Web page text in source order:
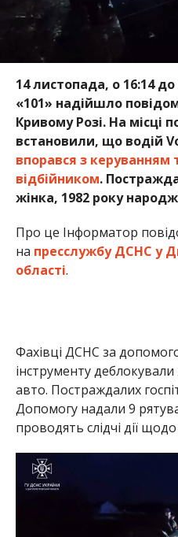
14 листопада, о 16:14
«101» надійшло
Кривому Розі. На місці
встановили, що водій
впорався з керуванням
відбійником.
жінка, 1982 року
Про це Інформатор
на пресслужбу ДСНС у
області.
Фахівці ДСНС за
інструменту
авто. Постраждалих
Допомогу надали 9
проводять слідчі дії